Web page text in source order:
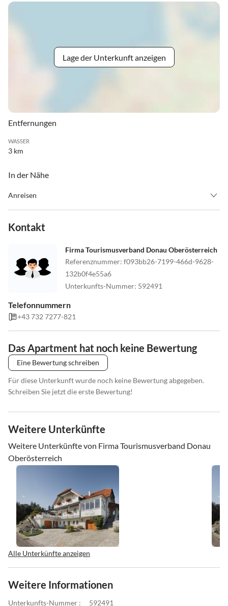
Lage der Unterkunft anzeigen
Entfernungen
WASSER
3 km
In der Nähe
Anreisen
vorhanden, in dem Fall bitte Kontakt aufnehmen, kein Problem)
Begrüssung und Schlüsselübergabe durch den Gastgeber
persönlich (bitte Ankunftszeit bekanntgeben)
Falls Sie mit dem Zug in Passau anreisen, biete ich einen
kostenlosen Abholservice an.
Kontakt
Firma Tourismusverband Donau Oberösterreich
Referenznummer: f093bb26-7199-466d-9628-
132b0f4e55a6
Unterkunfts-Nummer: 592491
Telefonnummern
+43 732 7277-821
Das Apartment hat noch keine Bewertung
Eine Bewertung schreiben
Für diese Unterkunft wurde noch keine Bewertung abgegeben.
Schreiben Sie jetzt die erste Bewertung!
Weitere Unterkünfte
Weitere Unterkünfte von Firma Tourismusverband Donau
Oberösterreich
Alle Unterkünfte anzeigen
Weitere Informationen
Unterkunfts-Nummer : 592491